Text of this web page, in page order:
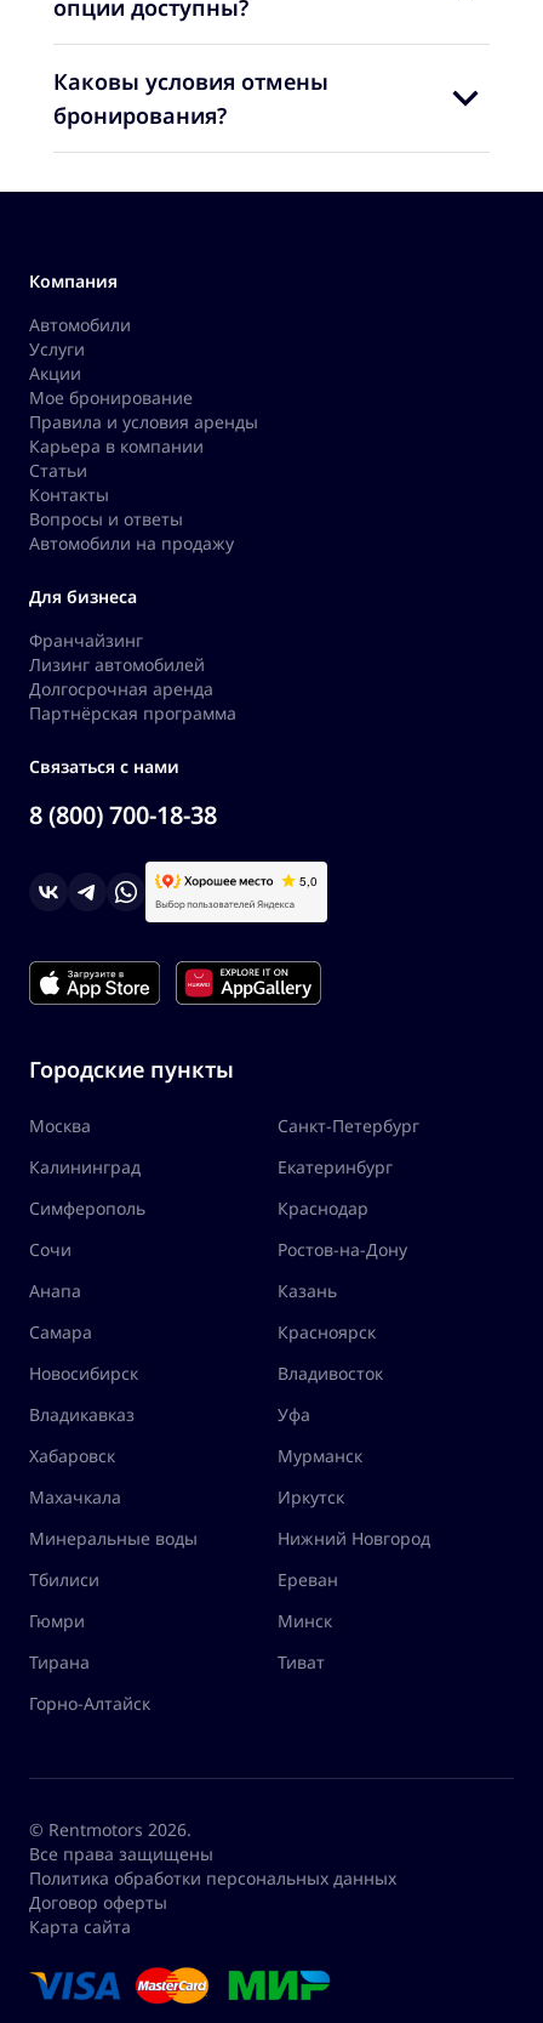
опции доступны?
Каковы условия отмены
бронирования?
Компания
Автомобили
Услуги
Акции
Мое бронирование
Правила и условия аренды
Карьера в компании
Статьи
Контакты
Вопросы и ответы
Автомобили на продажу
Для бизнеса
Франчайзинг
Лизинг автомобилей
Долгосрочная аренда
Партнёрская программа
Связаться с нами
8 (800) 700-18-38
Городские пункты
Москва
Санкт-Петербург
Калининград
Екатеринбург
Симферополь
Краснодар
Сочи
Ростов-на-Дону
Анапа
Казань
Самара
Красноярск
Новосибирск
Владивосток
Владикавказ
Уфа
Хабаровск
Мурманск
Махачкала
Иркутск
Минеральные воды
Нижний Новгород
Тбилиси
Ереван
Гюмри
Минск
Тирана
Тиват
Горно-Алтайск
© Rentmotors 2026.
Все права защищены
Политика обработки персональных данных
Договор оферты
Карта сайта